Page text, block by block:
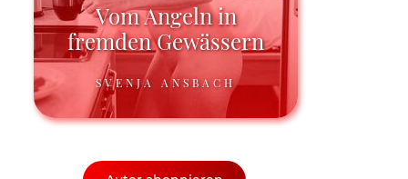
Vom Angeln in
fremden Gewässern
SVENJA ANSBACH